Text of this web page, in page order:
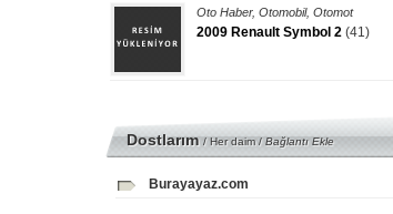
Oto Haber, Otomobil, Otomot
2009 Renault Symbol 2 (41)
Dostlarım/ Her daim /Bağlantı Ekle
Burayayaz.com